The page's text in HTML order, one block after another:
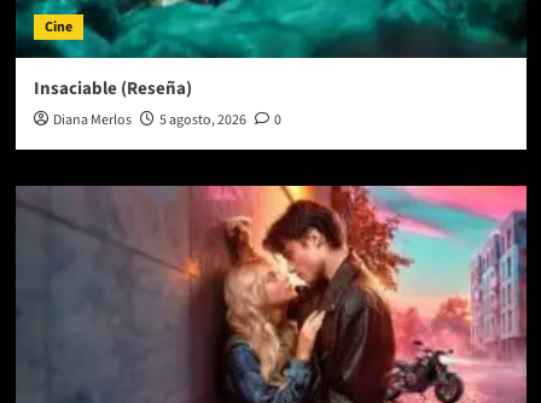
Cine
Insaciable (Reseña)
Diana Merlos 5 agosto, 2026 0